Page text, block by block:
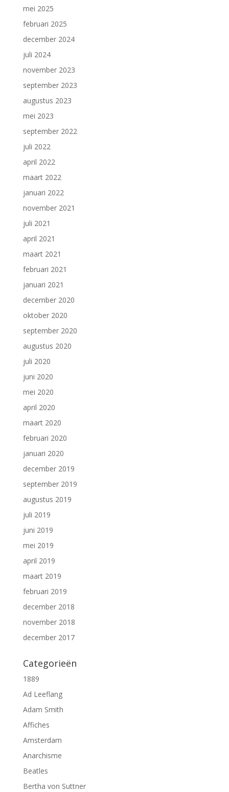
mei 2025
februari 2025
december 2024
juli 2024
november 2023
september 2023
augustus 2023
mei 2023
september 2022
juli 2022
april 2022
maart 2022
januari 2022
november 2021
juli 2021
april 2021
maart 2021
februari 2021
januari 2021
december 2020
oktober 2020
september 2020
augustus 2020
juli 2020
juni 2020
mei 2020
april 2020
maart 2020
februari 2020
januari 2020
december 2019
september 2019
augustus 2019
juli 2019
juni 2019
mei 2019
april 2019
maart 2019
februari 2019
december 2018
november 2018
december 2017
Categorieën
1889
Ad Leeflang
Adam Smith
Affiches
Amsterdam
Anarchisme
Beatles
Bertha von Suttner